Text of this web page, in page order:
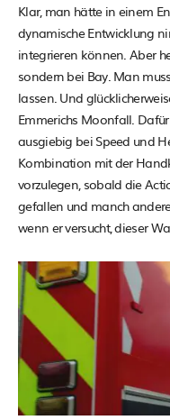
Klar, man hätte in einem
dynamische Entwicklung
integrieren können. Aber
sondern bei Bay. Man
lassen. Und
Emmerichs Moonfall.
ausgiebig bei Speed und
Kombination mit der
vorzulegen, sobald die
gefallen und manch
wenn er versucht, dieser